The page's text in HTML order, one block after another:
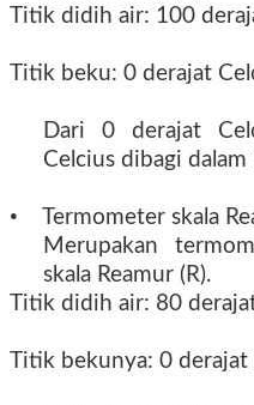
Titik didih air: 100
Titik beku: 0 derajat
Dari 0 derajat
Celcius dibagi dalam
•
Termometer skala
Merupakan
skala Reamur (R).
Titik didih air: 80
Titik bekunya: 0 derajat